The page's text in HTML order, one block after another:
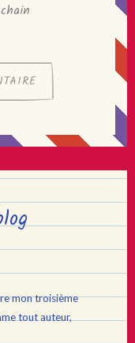
mon troisième
tout auteur,